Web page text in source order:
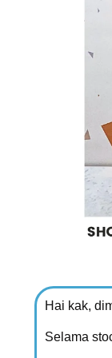
Hai kak,
Selama